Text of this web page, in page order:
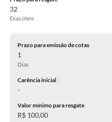
32
Dias úteis
Prazo para emissão de cotas
1
Dias
Carência inicial
-
Valor mínimo para resgate
R$ 100,00